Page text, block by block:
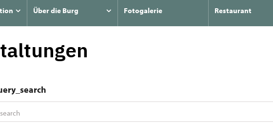
Über die Burg Fotogalerie Restaurant